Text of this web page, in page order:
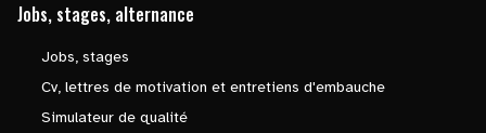
Jobs, stages, alternance
Jobs, stages
Cv, lettres de motivation et entretiens d'embauche
Simulateur de qualité